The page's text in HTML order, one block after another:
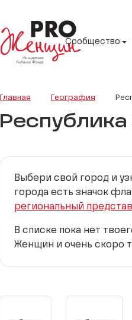
Сообщество
Главная География
Выбери свой город и
города есть значок
региональный
В списке пока нет
Женщин и очень скоро